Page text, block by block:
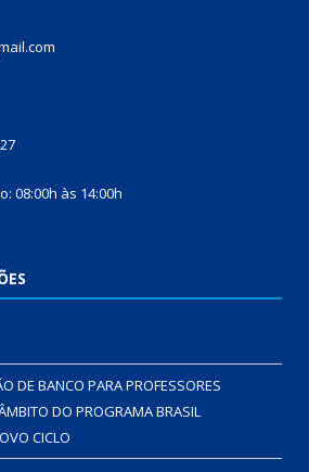
08:00h às 14:00h
DE BANCO PARA PROFESSORES
DO PROGRAMA BRASIL
CICLO